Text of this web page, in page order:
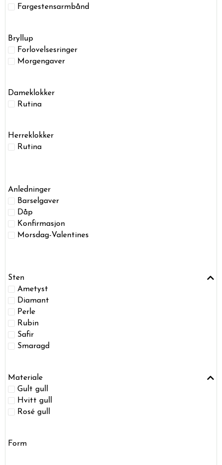
Fargestensarmbånd
Bryllup
Forlovelsesringer
Morgengaver
Dameklokker
Rutina
Herreklokker
Rutina
Anledninger
Barselgaver
Dåp
Konfirmasjon
Morsdag-Valentines
Sten
Ametyst
Diamant
Perle
Rubin
Safir
Smaragd
Materiale
Gult gull
Hvitt gull
Rosé gull
Form